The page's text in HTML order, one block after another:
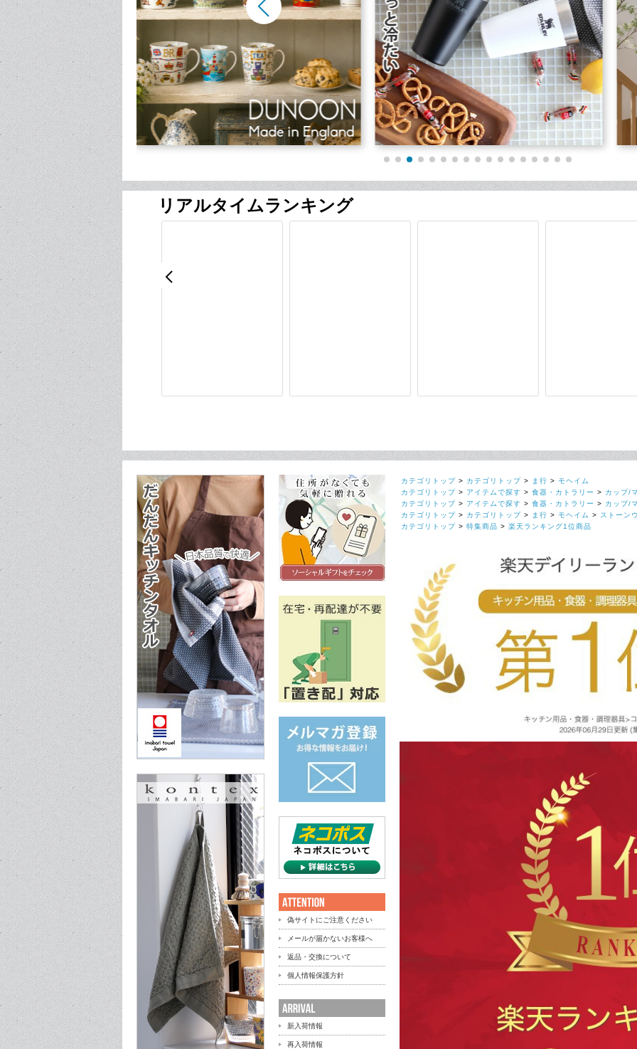
偽サイトにご注意ください
メールが届かないお客様へ
返品・交換について
個人情報保護方針
新入荷情報
再入荷情報
カテゴリトップ > カテゴリトップ > ま行 > モヘイム
カテゴリトップ > アイテムで探す > 食器・カトラリー > カップ/
カテゴリトップ > アイテムで探す > 食器・カトラリー > カップ/
カテゴリトップ > カテゴリトップ > ま行 > モヘイム > ストーン
カテゴリトップ > 特集商品 > 楽天ランキング1位商品